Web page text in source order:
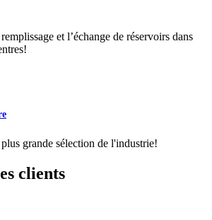
et l’échange de réservoirs dans
grande sélection de l'industrie!
clients